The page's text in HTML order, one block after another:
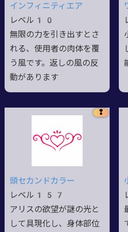
インフィニティエア
レベル10
無限の力を引き出すとさ
れる、使用者の肉体を覆
う風です。返しの風の反
動があります
❢
頭セカンドカラー
レベル157
アリスの欲望が謎の光と
して具現化し、身体部位